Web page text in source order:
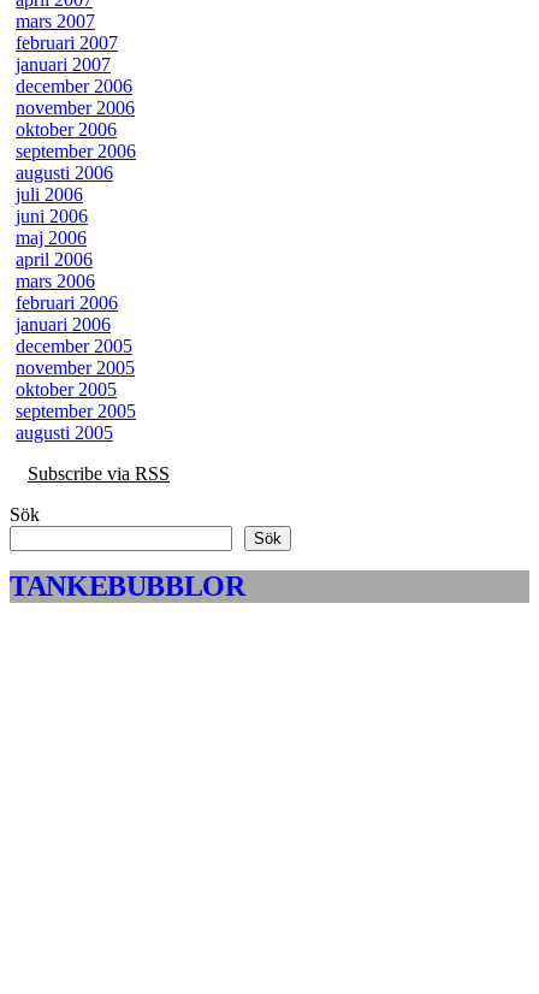
mars 2007
februari 2007
januari 2007
december 2006
november 2006
oktober 2006
september 2006
augusti 2006
juli 2006
juni 2006
maj 2006
april 2006
mars 2006
februari 2006
januari 2006
december 2005
november 2005
oktober 2005
september 2005
augusti 2005
Subscribe via RSS
Sök
Sök
TANKEBUBBLOR